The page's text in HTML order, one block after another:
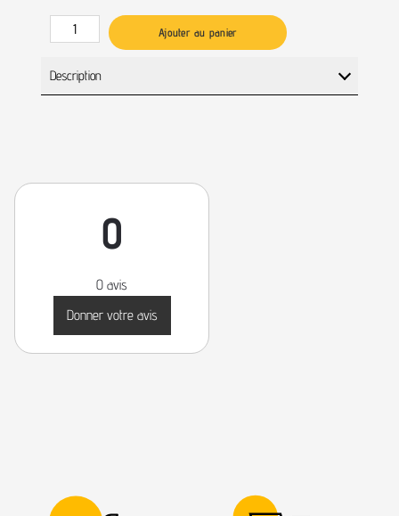
Ajouter au panier
Description
0
0 avis
Donner votre avis